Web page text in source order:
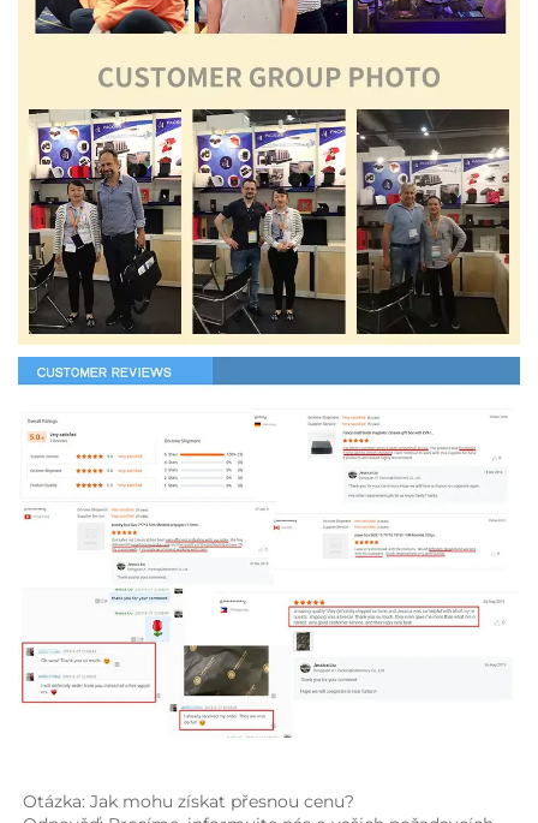
Otázka: Jak mohu získat přesnou cenu?